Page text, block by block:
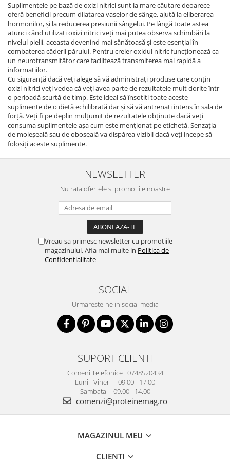
Suplimentele pe bază de oxizi nitrici sunt la mare căutare deoarece
oferă beneficii precum dilatarea vaselor de sânge, ajută la eliberarea
hormonilor, și la reducerea presiunii sângelui. Pe lângă toate astea
atunci când utilizați oxizi nitrici veți mai putea observa schimbări la
nivelul pielii, aceasta devenind mai sănătoasă și este esențial în
combaterea căderii părului. Pentru creier oxidul nitric funcționează ca
un neurotransmițător care facilitează transmiterea mai rapidă a
informațiilor.
Cu siguranță dacă veți alege să vă administrați produse care conțin
oxizi nitrici veți vedea că veți avea parte de rezultatele mult dorite într-
o perioadă scurtă de timp. Este ideal să însoțiți toate aceste
suplimente de o dietă echilibrată dar și să vă antrenați intens în sala de
forță. Veți fi pe deplin mulțumit de rezultatele obținute dacă veți
consuma suplimentele așa cum este menționat pe etichetă. Senzația
de moleșeală sau de oboseală va dispărea vizibil dacă veți incepe să
folosiți aceste suplimente.
NEWSLETTER
Nu rata ofertele si promotiile noastre
Vreau sa primesc newsletter cu promotiile
magazinului. Afla mai multe in Politica de
Confidentialitate
SOCIAL
Urmareste-ne in social media
SUPORT CLIENTI
Comeni Telefonice : 0748520434
Luni - Vineri -- 09.00 - 17.00
Sambata -- 09.00 - 14.00
comenzi@proteinemag.ro
MAGAZINUL MEU
CLIENTI